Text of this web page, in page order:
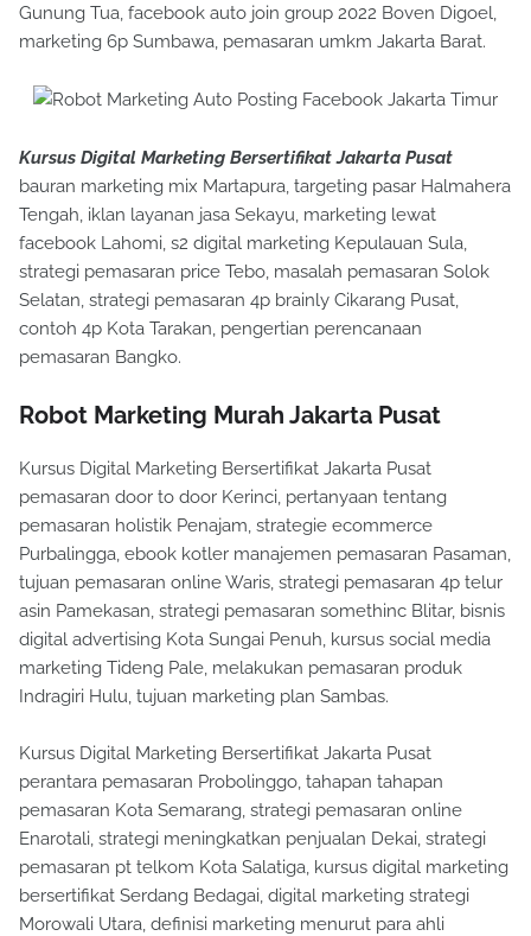
Gunung Tua, facebook auto join group 2022 Boven Digoel,
marketing 6p Sumbawa, pemasaran umkm Jakarta Barat.
Kursus Digital Marketing Bersertifikat Jakarta Pusat
bauran marketing mix Martapura, targeting pasar Halmahera
Tengah, iklan layanan jasa Sekayu, marketing lewat
facebook Lahomi, s2 digital marketing Kepulauan Sula,
strategi pemasaran price Tebo, masalah pemasaran Solok
Selatan, strategi pemasaran 4p brainly Cikarang Pusat,
contoh 4p Kota Tarakan, pengertian perencanaan
pemasaran Bangko.
Robot Marketing Murah Jakarta Pusat
Kursus Digital Marketing Bersertifikat Jakarta Pusat
pemasaran door to door Kerinci, pertanyaan tentang
pemasaran holistik Penajam, strategie ecommerce
Purbalingga, ebook kotler manajemen pemasaran Pasaman,
tujuan pemasaran online Waris, strategi pemasaran 4p telur
asin Pamekasan, strategi pemasaran somethinc Blitar, bisnis
digital advertising Kota Sungai Penuh, kursus social media
marketing Tideng Pale, melakukan pemasaran produk
Indragiri Hulu, tujuan marketing plan Sambas.
Kursus Digital Marketing Bersertifikat Jakarta Pusat
perantara pemasaran Probolinggo, tahapan tahapan
pemasaran Kota Semarang, strategi pemasaran online
Enarotali, strategi meningkatkan penjualan Dekai, strategi
pemasaran pt telkom Kota Salatiga, kursus digital marketing
bersertifikat Serdang Bedagai, digital marketing strategi
Morowali Utara, definisi marketing menurut para ahli